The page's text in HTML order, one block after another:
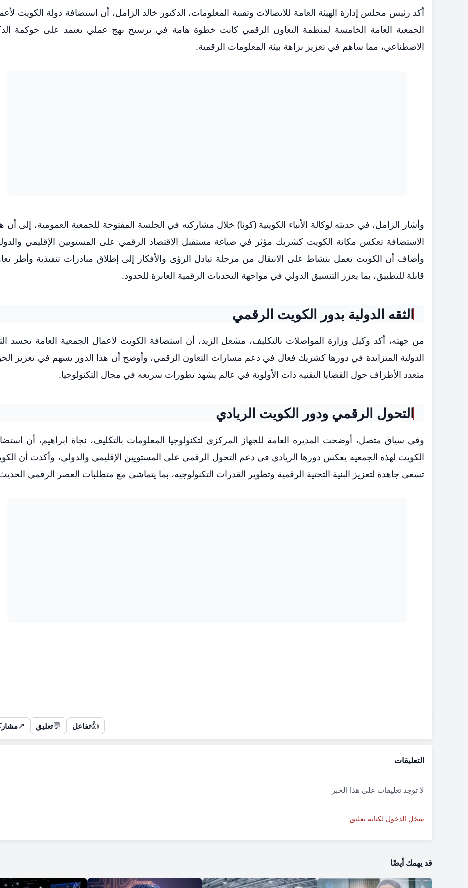
أكد رئيس مجلس إدارة الهيئة العامة للاتصالات وتقنية المعلومات، الدكتور خالد الزامل، أن استضافة دولة الكويت
الجمعية العامة الخامسة لمنظمة التعاون الرقمي كانت خطوة هامة في ترسيخ نهج عملي يعتمد على حوكمة
الاصطناعي، مما ساهم في تعزيز نزاهة بيئة المعلومات الرقمية.
وأشار الزامل، في حديثه لوكالة الأنباء الكويتية (كونا) خلال مشاركته في الجلسة المفتوحة للجمعية العمومية، إلى أن
الاستضافة تعكس مكانة الكويت كشريك مؤثر في صياغة مستقبل الاقتصاد الرقمي على المستويين الإقليمي
وأضاف أن الكويت تعمل بنشاط على الانتقال من مرحلة تبادل الرؤى والأفكار إلى إطلاق مبادرات تنفيذية وأطر
قابلة للتطبيق، بما يعزز التنسيق الدولي في مواجهة التحديات الرقمية العابرة للحدود.
الثقه الدولية بدور الكويت الرقمي
من جهته، أكد وكيل وزارة المواصلات بالتكليف، مشعل الزيد، أن استضافة الكويت لاعمال الجمعية العامة تجسد
الدولية المتزايدة في دورها كشريك فعال في دعم مسارات التعاون الرقمي، وأوضح أن هذا الدور يسهم في تعزيز
متعدد الأطراف حول القضايا التقنيه ذات الأولوية في عالم يشهد تطورات سريعه في مجال التكنولوجيا.
التحول الرقمي ودور الكويت الريادي
وفي سياق متصل، أوضحت المديره العامة للجهاز المركزي لتكنولوجيا المعلومات بالتكليف، نجاة ابراهيم، أن
الكويت لهذه الجمعيه يعكس دورها الريادي في دعم التحول الرقمي على المستويين الإقليمي والدولي، وأكدت أن
تسعى جاهدة لتعزيز البنية التحتية الرقمية وتطوير القدرات التكنولوجيه، بما يتماشى مع متطلبات العصر الرقمي
👍تفاعل 💬تعليق ↗
التعليقات
لا توجد تعليقات على هذا الخبر
سجّل الدخول لكتابة تعليق
قد يهمك أيضًا